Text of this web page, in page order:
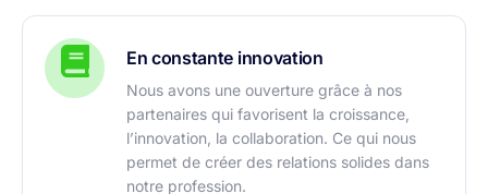
En constante innovation
Nous avons une ouverture grâce à nos
partenaires qui favorisent la croissance,
l’innovation, la collaboration. Ce qui nous
permet de créer des relations solides dans
notre profession.